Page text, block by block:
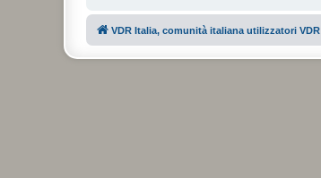
VDR Italia, comunità italiana utilizzatori VDR